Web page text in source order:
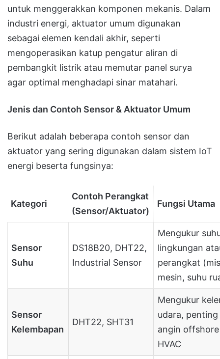
untuk menggerakkan komponen mekanis. Dalam
industri energi, aktuator umum digunakan
sebagai elemen kendali akhir, seperti
mengoperasikan katup pengatur aliran di
pembangkit listrik atau memutar panel surya
agar optimal menghadapi sinar matahari.
Jenis dan Contoh Sensor & Aktuator Umum
Berikut adalah beberapa contoh sensor dan
aktuator yang sering digunakan dalam sistem IoT
energi beserta fungsinya:
Kategori
Contoh Perangkat
(Sensor/Aktuator)
Fungsi Utama
Sensor
Suhu
DS18B20, DHT22,
Industrial Sensor
Mengukur
lingkungan
perangkat
mesin, suhu
Sensor
Kelembapan
DHT22, SHT31
Mengukur
udara,
angin
HVAC